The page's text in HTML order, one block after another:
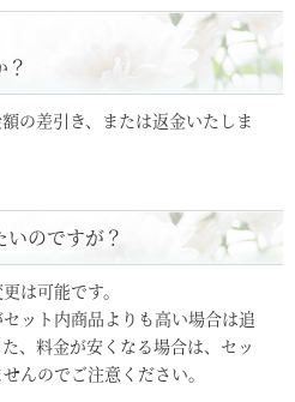
の差引き、または返金いたしま
のですが？
は可能です。
ット内商品よりも高い場合は追
、料金が安くなる場合は、セッ
んのでご注意ください。